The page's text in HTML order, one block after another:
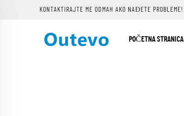
KONTAKTIRAJTE ME ODMAH AKO NAĐETE PROBLEME!
POČETNA STRANICA